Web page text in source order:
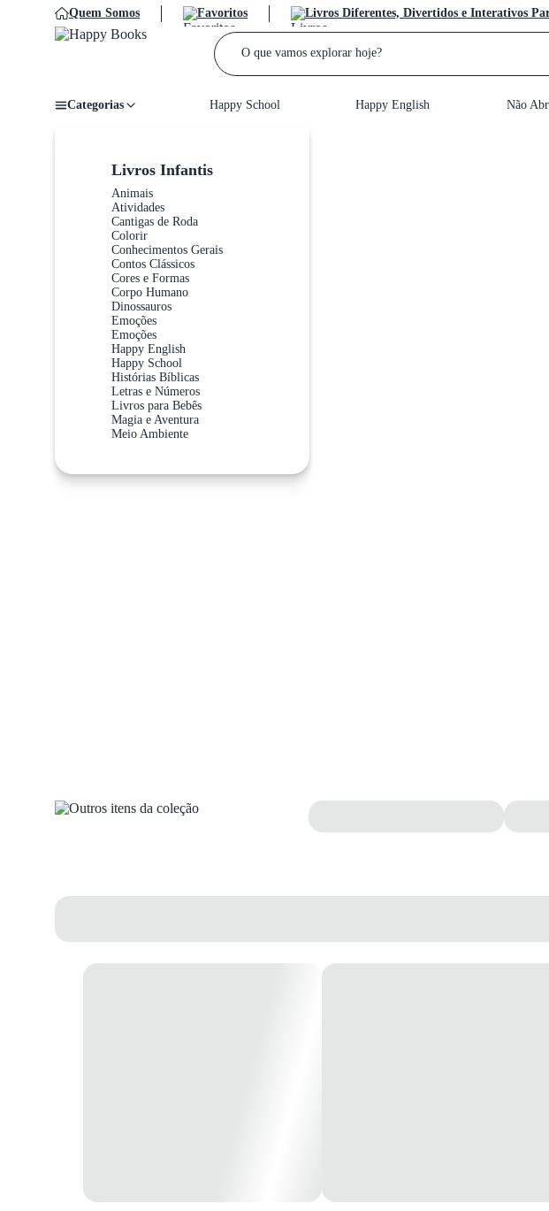
Quem Somos Favoritos Livros Diferentes, Divertidos e Interativos
Categorias
Livros Infantis
Animais
Atividades
Cantigas de Roda
Colorir
Conhecimentos Gerais
Contos Clássicos
Cores e Formas
Corpo Humano
Dinossauros
Emoções
Emoções
Happy English
Happy School
Histórias Bíblicas
Letras e Números
Livros para Bebês
Magia e Aventura
Meio Ambiente
Sistema Solar
Happy School Happy English Não